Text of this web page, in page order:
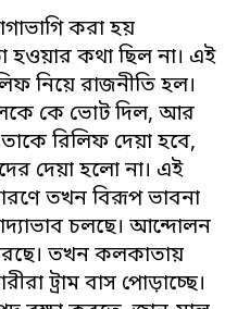
করা হয়
হওয়ার কথা ছিল না। এই
নিয়ে রাজনীতি হল।
কে ভোট দিল, আর
রিলিফ দেয়া হবে,
দেয়া হলো না। এই
তখন বিরূপ ভাবনা
চলছে। আন্দোলন
তখন কলকাতায়
ট্রাম বাস পোড়াচ্ছে।